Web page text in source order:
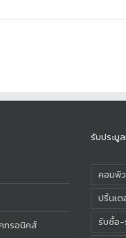
ทรอนิคส์
รับประมู
คอมพิว
ปริ้นเต
รับซื้อ-